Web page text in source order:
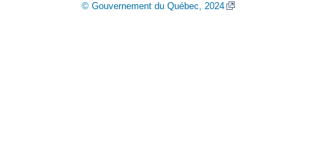
© Gouvernement du Québec, 2024